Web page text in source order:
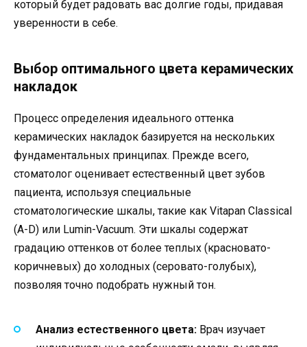
который будет радовать вас долгие годы, придавая
уверенности в себе.
Выбор оптимального цвета керамических
накладок
Процесс определения идеального оттенка
керамических накладок базируется на нескольких
фундаментальных принципах. Прежде всего,
стоматолог оценивает естественный цвет зубов
пациента, используя специальные
стоматологические шкалы, такие как Vitapan Classical
(A-D) или Lumin-Vacuum. Эти шкалы содержат
градацию оттенков от более теплых (красновато-
коричневых) до холодных (серовато-голубых),
позволяя точно подобрать нужный тон.
Анализ естественного цвета: Врач изучает